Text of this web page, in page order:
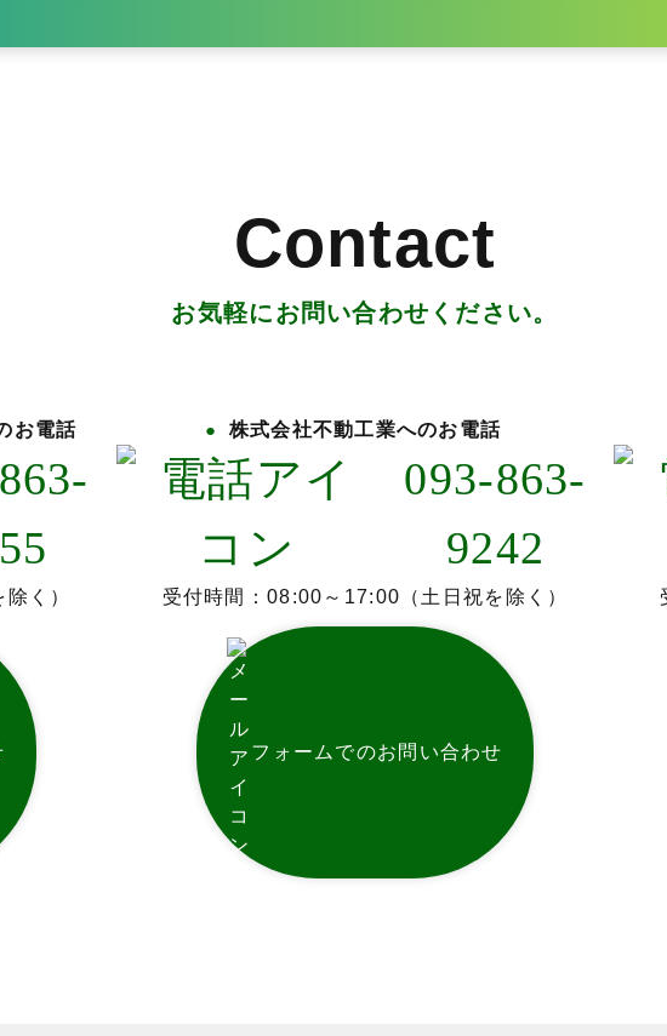
Contact
お気軽にお問い合わせください。
お電話
く）
株式会社不動工業へのお電話
093-863-
9242
受付時間：08:00～17:00（土日祝を除く）
フォームでのお問い合わせ